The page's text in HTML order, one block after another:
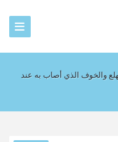
والخوف الذي أصاب به عند